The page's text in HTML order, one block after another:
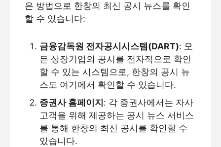
은 방법으로 한창의 최신 공시 뉴스를 확인
할 수 있습니다:
금융감독원 전자공시시스템(DART): 모
든 상장기업의 공시를 전자적으로 확인
할 수 있는 시스템으로, 한창의 공시 뉴
스도 여기에서 확인할 수 있습니다.
증권사 홈페이지 : 각 증권사에서는 자사
고객을 위해 제공하는 공시 뉴스 서비스
를 통해 한창의 최신 공시를 확인할 수
있습니다.